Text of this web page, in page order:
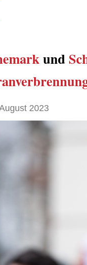
und
2023